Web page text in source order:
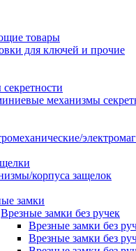
товары
для ключей и прочие
механизмы
корпуса защелок
замки
Врезные замки без ручек
Врезные замки без
Врезные замки без